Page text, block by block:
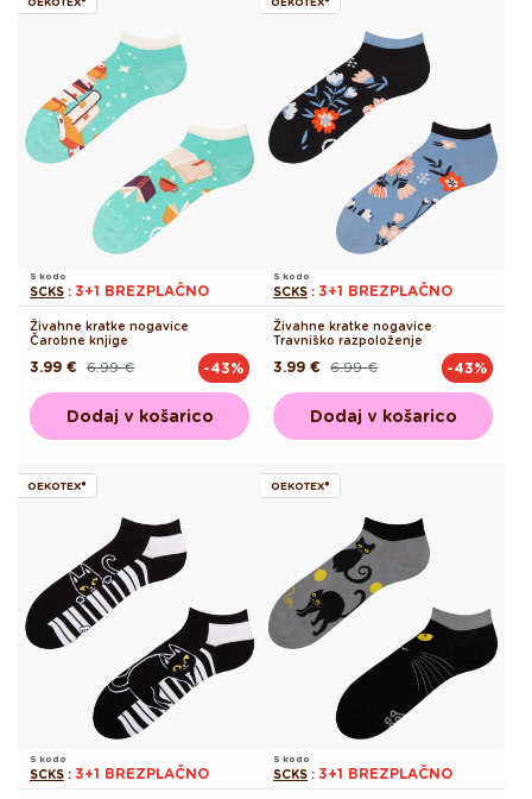
S kodo
SCKS : 3+1 BREZPLAČNO
Živahne kratke nogavice
Čarobne knjige
Redna 6.99 €
Akcijska
3.99 € -43%
Dodaj v košarico
S kodo
SCKS : 3+1 BREZPLAČNO
Živahne kratke nogavice
Travniško razpoloženje
Redna 6.99 €
Akcijska
3.99 € -43%
Dodaj v košarico
OEKOTEX®
S kodo
SCKS : 3+1 BREZPLAČNO
OEKOTEX®
S kodo
SCKS : 3+1 BREZPLAČNO